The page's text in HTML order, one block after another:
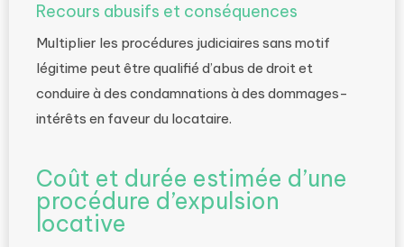
Recours abusifs et conséquences
Multiplier les procédures judiciaires sans motif
légitime peut être qualifié d’abus de droit et
conduire à des condamnations à des dommages-
intérêts en faveur du locataire.
Coût et durée estimée d’une
procédure d’expulsion
locative